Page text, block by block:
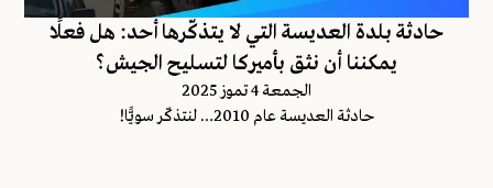
حادثة بلدة العديسة التي لا يتذكّرها أحد: هل فعلًا
يمكننا أن نثق بأميركا لتسليح الجيش؟
الجمعة 4 تموز 2025
حادثة العديسة عام 2010… لنتذكّر سويًّا!